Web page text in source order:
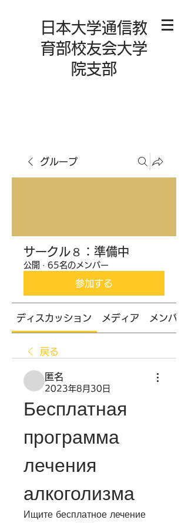
日本大学通信教
育部校友会大学
院支部
グループ
サークル８：準備中
公開 · 65名のメンバー
参加する
ディスカッション メディア メンバー
戻る
匿名
2023年8月30日
Бесплатная
программа
лечения
алкоголизма
Ищите бесплатное лечение